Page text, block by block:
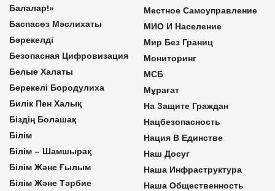
Балалар!»
Баспасөз Мәслихаты
Бәрекелді
Безопасная Цифровизация
Белые Халаты
Берекелі Бородулиха
Билік Пен Халық
Біздің Болашақ
Білім
Білім – Шамшырақ
Білім Және Ғылым
Білім Және Тәрбие
Местное Самоуправление
МИО И Население
Мир Без Границ
Мониторинг
МСБ
Мұрағат
На Защите Граждан
Нацбезопасность
Нация В Единстве
Наш Досуг
Наша Инфраструктура
Наша Общественность